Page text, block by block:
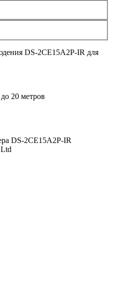
DS-2CE15A2P-IR для
20 метров
DS-2CE15A2P-IR